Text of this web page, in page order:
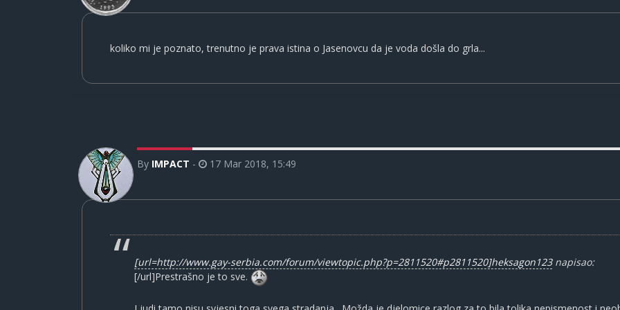
koliko mi je poznato, trenutno je prava istina o Jasenovcu da je voda došla do grla...
By IMPACT - 17 Mar 2018, 15:49
[url=http://www.gay-serbia.com/forum/viewtopic.php?p=2811520#p2811520]heksagon123napisao:
[/url]Prestrašno je to sve.